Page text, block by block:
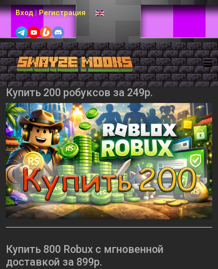
Вход | Регистрация Выберите язык
Купить 200 робуксов за 249р.
Купить 800 Robux с мгновенной
доставкой за 899р.